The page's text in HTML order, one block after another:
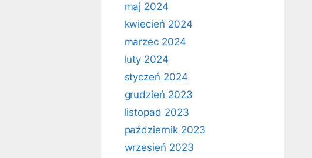
maj 2024
kwiecień 2024
marzec 2024
luty 2024
styczeń 2024
grudzień 2023
listopad 2023
październik 2023
wrzesień 2023